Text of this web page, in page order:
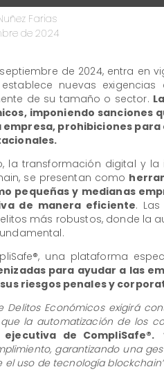
Farias
de 2024
de 2024, entra en
nuevas
de su tamaño o sector.
imponiendo sanciones
empresa, prohibiciones
la transformación digital y
se presentan como
pequeñas y medianas
de manera eficiente.
más robustos, donde la
una plataforma
para ayudar a las
riesgos penales y
Delitos Económicos exigirá
la automatización de los
ejecutiva de CompliSafe®.
garantizando una
el uso de tecnología blockchain”